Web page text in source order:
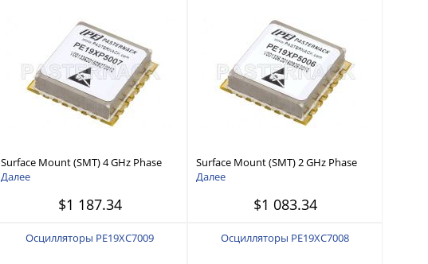
Surface Mount (SMT) 4 GHz Phase
Locked Oscillator, 10 MHz External
Далее
$1 187.34
Surface Mount (SMT) 2 GHz Phase
Locked Oscillator, 10 MHz External
inch Package
Далее
$1 083.34
Осцилляторы PE19XC7009 Осцилляторы PE19XC7008